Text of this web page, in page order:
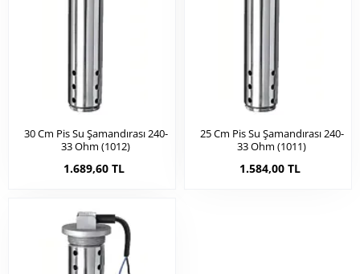
30 Cm Pis Su Şamandırası 240-
33 Ohm (1012)
1.689,60 TL
25 Cm Pis Su Şamandırası 240-
33 Ohm (1011)
1.584,00 TL